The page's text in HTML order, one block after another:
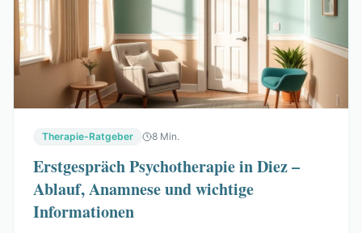
Therapie-Ratgeber 8 Min.
Erstgespräch Psychotherapie in Diez –
Ablauf, Anamnese und wichtige
Informationen